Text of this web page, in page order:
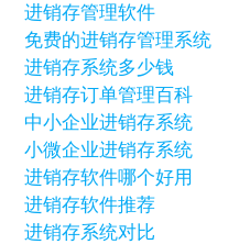
进销存管理软件
免费的进销存管理系统
进销存系统多少钱
进销存订单管理百科
中小企业进销存系统
小微企业进销存系统
进销存软件哪个好用
进销存软件推荐
进销存系统对比